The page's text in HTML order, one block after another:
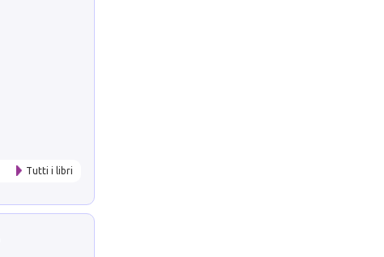
Tutti i libri